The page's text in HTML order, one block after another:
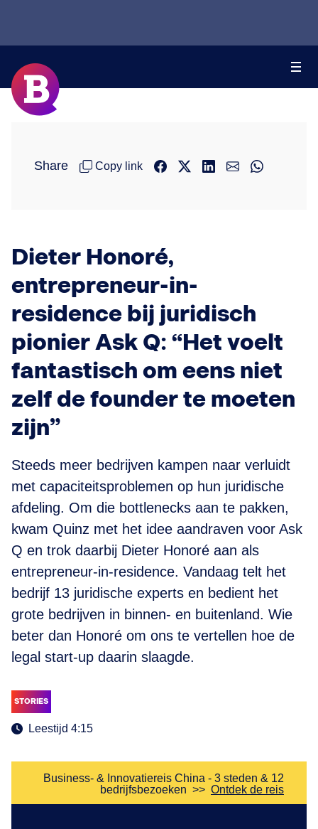
Share Copy link
Dieter Honoré,
entrepreneur-in-
residence bij juridisch
pionier Ask Q: “Het voelt
fantastisch om eens niet
zelf de founder te moeten
zijn”
Steeds meer bedrijven kampen naar verluidt
met capaciteitsproblemen op hun juridische
afdeling. Om die bottlenecks aan te pakken,
kwam Quinz met het idee aandraven voor Ask
Q en trok daarbij Dieter Honoré aan als
entrepreneur-in-residence. Vandaag telt het
bedrijf 13 juridische experts en bedient het
grote bedrijven in binnen- en buitenland. Wie
beter dan Honoré om ons te vertellen hoe de
legal start-up daarin slaagde.
STORIES
Leestijd 4:15
Business- & Innovatiereis China - 3 steden & 12
bedrijfsbezoeken >> Ontdek de reis